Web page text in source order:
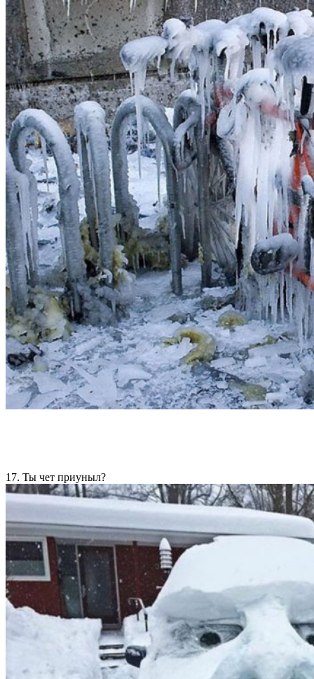
17. Ты чет приуныл?